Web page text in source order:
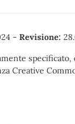
- Revisione:
Creative